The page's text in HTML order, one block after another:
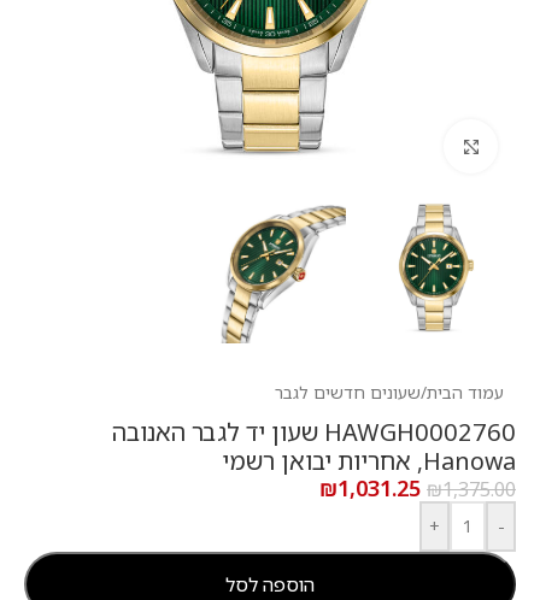
עמוד הבית/שעונים חדשים לגבר
HAWGH0002760 שעון יד לגבר האנובה
Hanowa, אחריות יבואן רשמי
₪1,375.00
₪1,031.25
-
+
הוספה לסל